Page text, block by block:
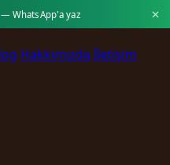
— WhatsApp'a yaz
Hakkımızda İletişim